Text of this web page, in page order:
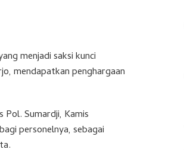
menjadi saksi kunci
mendapatkan penghargaan
Sumardji, Kamis
personelnya, sebagai